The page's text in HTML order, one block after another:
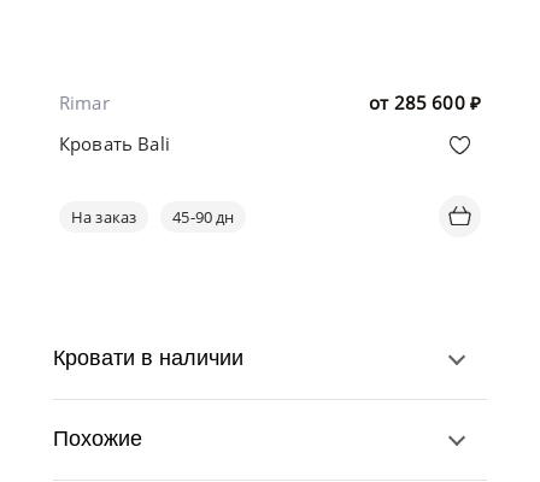
от 285 600 ₽
Rimar
Кровать Bali
На заказ 45-90 дн
Кровати в наличии
Похожие